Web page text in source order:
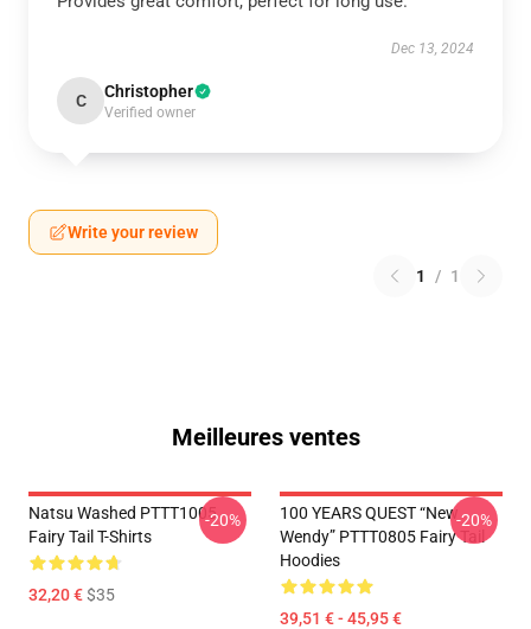
Dec 13, 2024
C Christopher
Verified owner
Write your review
1 / 1
Meilleures ventes
Natsu Washed PTTT1005
Fairy Tail T-Shirts
32,20 €$35
-20%
100 YEARS QUEST “New
Wendy” PTTT0805 Fairy Tail
Hoodies
39,51 € - 45,95 €
-20%